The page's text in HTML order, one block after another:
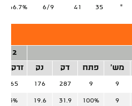
*
35
41
6/9
66.7%
2 נק'
מש'
פתח דק נק זרק/
9
9
287
176
65
9
100%
31.9
19.6